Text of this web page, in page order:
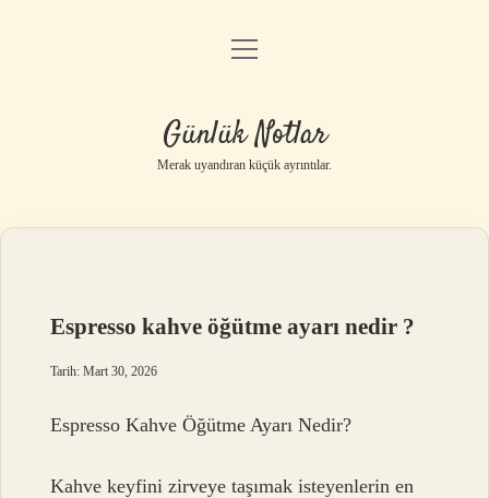
Anasayfa
Yasal Uyarı
menüyü
Günlük Notlar
Merak uyandıran küçük ayrıntılar.
Espresso kahve öğütme ayarı nedir ?
Tarih: Mart 30, 2026
Espresso Kahve Öğütme Ayarı Nedir?
Kahve keyfini zirveye taşımak isteyenlerin en